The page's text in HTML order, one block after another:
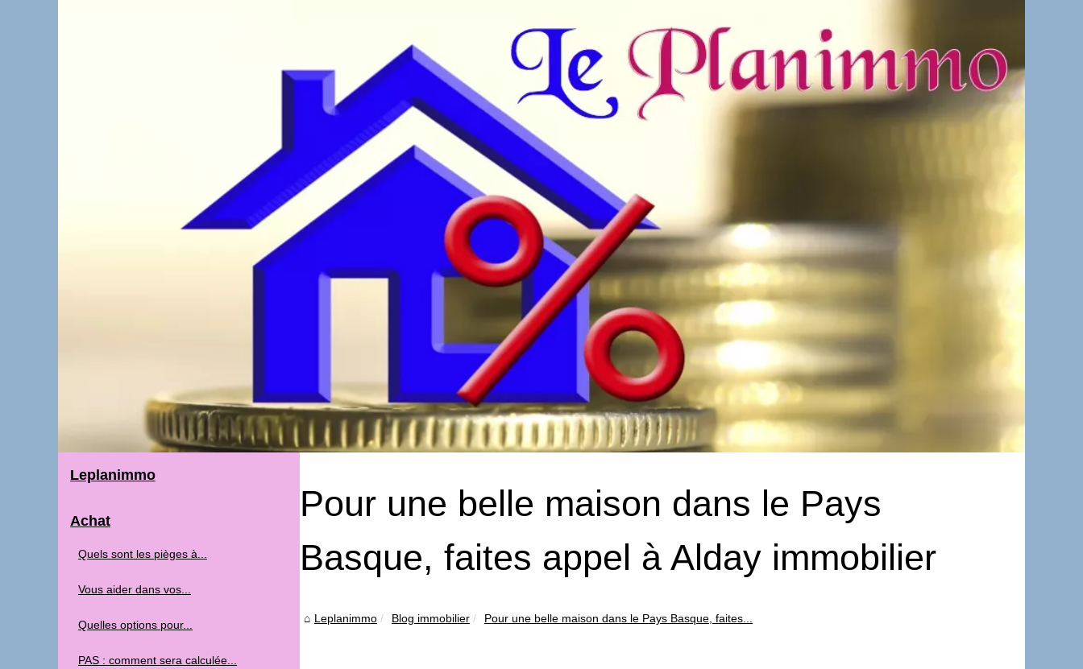
Pour une belle maison dans le Pays
Basque, faites appel à Alday immobilier
Leplanimmo Blog immobilier Pour une belle maison dans le Pays Basque, faites...
Leplanimmo
Achat
Quels sont les pièges à...
Vous aider dans vos...
Quelles options pour...
PAS : comment sera calculée...